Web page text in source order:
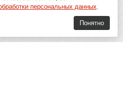
персональных данных.
Понятно